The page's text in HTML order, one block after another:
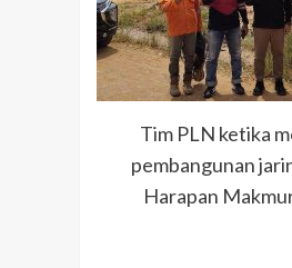
Tim PLN ketika
pembangunan
Harapan